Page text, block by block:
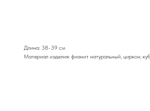
Длина: 38-39 см
Материал изделия: фианит натуральный, циркон;